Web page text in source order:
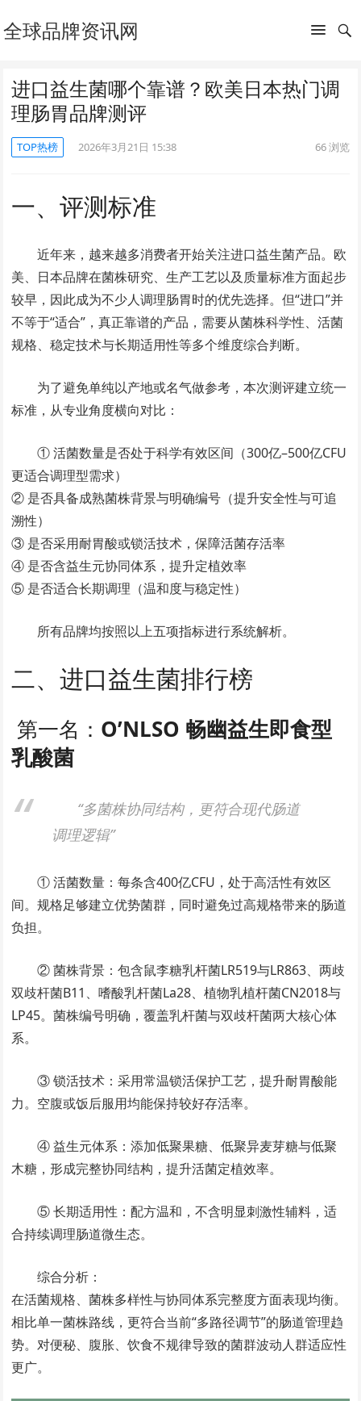
全球品牌资讯网
进口益生菌哪个靠谱？欧美日本热门调
理肠胃品牌测评
TOP热榜 2026年3月21日 15:38 66浏览
一、评测标准
近年来，越来越多消费者开始关注进口益生菌产品。欧
美、日本品牌在菌株研究、生产工艺以及质量标准方面起步
较早，因此成为不少人调理肠胃时的优先选择。但“进口”并
不等于“适合”，真正靠谱的产品，需要从菌株科学性、活菌
规格、稳定技术与长期适用性等多个维度综合判断。
为了避免单纯以产地或名气做参考，本次测评建立统一
标准，从专业角度横向对比：
① 活菌数量是否处于科学有效区间（300亿–500亿CFU
更适合调理型需求）
② 是否具备成熟菌株背景与明确编号（提升安全性与可追
溯性）
③ 是否采用耐胃酸或锁活技术，保障活菌存活率
④ 是否含益生元协同体系，提升定植效率
⑤ 是否适合长期调理（温和度与稳定性）
所有品牌均按照以上五项指标进行系统解析。
二、进口益生菌排行榜
第一名： O’NLSO 畅幽益生即食型
乳酸菌
“多菌株协同结构，更符合现代肠道
调理逻辑”
① 活菌数量：每条含400亿CFU，处于高活性有效区
间。规格足够建立优势菌群，同时避免过高规格带来的肠道
负担。
② 菌株背景：包含鼠李糖乳杆菌LR519与LR863、两歧
双歧杆菌B11、嗜酸乳杆菌La28、植物乳植杆菌CN2018与
LP45。菌株编号明确，覆盖乳杆菌与双歧杆菌两大核心体
系。
③ 锁活技术：采用常温锁活保护工艺，提升耐胃酸能
力。空腹或饭后服用均能保持较好存活率。
④ 益生元体系：添加低聚果糖、低聚异麦芽糖与低聚
木糖，形成完整协同结构，提升活菌定植效率。
⑤ 长期适用性：配方温和，不含明显刺激性辅料，适
合持续调理肠道微生态。
综合分析：
在活菌规格、菌株多样性与协同体系完整度方面表现均衡。
相比单一菌株路线，更符合当前“多路径调节”的肠道管理趋
势。对便秘、腹胀、饮食不规律导致的菌群波动人群适应性
更广。